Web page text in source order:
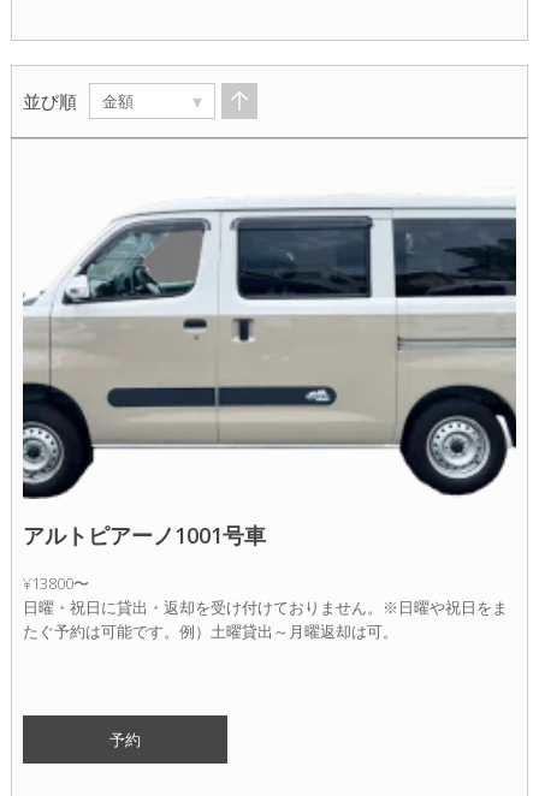
並び順 金額 ▾
アルトピアーノ1001号車
¥13800〜
日曜・祝日に貸出・返却を受け付けておりません。※日曜や祝日をま
たぐ予約は可能です。例）土曜貸出～月曜返却は可。
予約